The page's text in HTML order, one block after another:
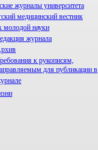
журналы университета
медицинский вестник
направления,
молодой науки
журнала
к рукописям,
для публикации в